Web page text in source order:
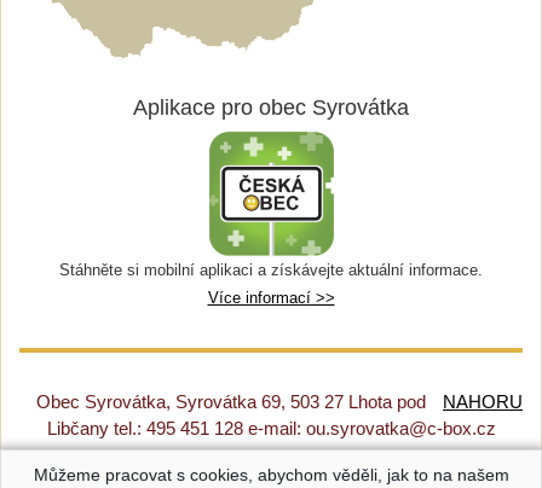
Aplikace pro obec Syrovátka
Stáhněte si mobilní aplikaci a získávejte aktuální informace.
Více informací >>
NAHORU
Obec Syrovátka, Syrovátka 69, 503 27 Lhota pod
Libčany tel.: 495 451 128 e-mail: ou.syrovatka@c-box.cz
Prohlášení o přístupnosti|Původní web|Nastavení cookies
Můžeme pracovat s cookies, abychom věděli, jak to na našem